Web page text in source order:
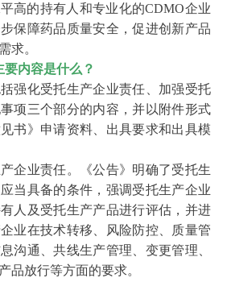
隐患的，受托生产企业应当采取经
防措施。
结合生产线的设计产能、共线生产
生产管理、物料和成品管理等情
生产的品种数量和生产计划，确保
内。
业应当按照药品变更管理相关规定
更控制体系，并认真进行变更研究
的相关变更，未经持有人批准，不
企业应当配合持有人共同开展变更
类别，并配合持有人依法进行报
托双方关于变更类别未达成一致
进行变更管理。受托生产企业或者
高的持有人和专业化的CDMO企业
保障药品质量安全，促进创新产品
求。
内容是什么？
化受托生产企业责任、加强受托
项三个部分的内容，并以附件形式
书》申请资料、出具要求和出具模
业责任。《公告》明确了受托生
当具备的条件，强调受托生产企业
人及受托生产产品进行评估，并进
业在技术转移、风险防控、质量管
沟通、共线生产管理、变更管理、
品放行等方面的要求。